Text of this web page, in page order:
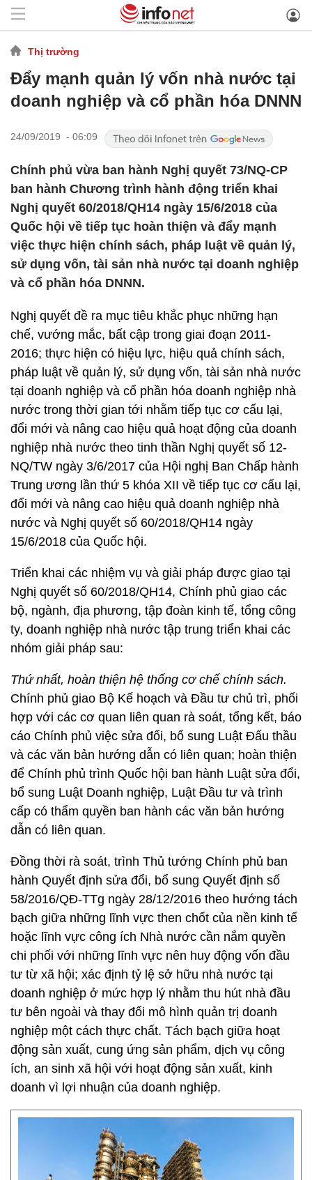
Thị trường
Đẩy mạnh quản lý vốn nhà nước tại
doanh nghiệp và cổ phần hóa DNNN
24/09/2019 - 06:09
Chính phủ vừa ban hành Nghị quyết 73/NQ-CP
ban hành Chương trình hành động triển khai
Nghị quyết 60/2018/QH14 ngày 15/6/2018 của
Quốc hội về tiếp tục hoàn thiện và đẩy mạnh
việc thực hiện chính sách, pháp luật về quản lý,
sử dụng vốn, tài sản nhà nước tại doanh nghiệp
và cổ phần hóa DNNN.
Nghị quyết đề ra mục tiêu khắc phục những hạn
chế, vướng mắc, bất cập trong giai đoạn 2011-
2016; thực hiện có hiệu lực, hiệu quả chính sách,
pháp luật về quản lý, sử dụng vốn, tài sản nhà nước
tại doanh nghiệp và cổ phần hóa doanh nghiệp nhà
nước trong thời gian tới nhằm tiếp tục cơ cấu lại,
đổi mới và nâng cao hiệu quả hoạt động của doanh
nghiệp nhà nước theo tinh thần Nghị quyết số 12-
NQ/TW ngày 3/6/2017 của Hội nghị Ban Chấp hành
Trung ương lần thứ 5 khóa XII về tiếp tục cơ cấu lại,
đổi mới và nâng cao hiệu quả doanh nghiệp nhà
nước và Nghị quyết số 60/2018/QH14 ngày
15/6/2018 của Quốc hội.
Triển khai các nhiệm vụ và giải pháp được giao tại
Nghị quyết số 60/2018/QH14, Chính phủ giao các
bộ, ngành, địa phương, tập đoàn kinh tế, tổng công
ty, doanh nghiệp nhà nước tập trung triển khai các
nhóm giải pháp sau:
Thứ nhất, hoàn thiện hệ thống cơ chế chính sách.
Chính phủ giao Bộ Kế hoạch và Đầu tư chủ trì, phối
hợp với các cơ quan liên quan rà soát, tổng kết, báo
cáo Chính phủ việc sửa đổi, bổ sung Luật Đấu thầu
và các văn bản hướng dẫn có liên quan; hoàn thiện
để Chính phủ trình Quốc hội ban hành Luật sửa đổi,
bổ sung Luật Doanh nghiệp, Luật Đầu tư và trình
cấp có thẩm quyền ban hành các văn bản hướng
dẫn có liên quan.
Đồng thời rà soát, trình Thủ tướng Chính phủ ban
hành Quyết định sửa đổi, bổ sung Quyết định số
58/2016/QĐ-TTg ngày 28/12/2016 theo hướng tách
bạch giữa những lĩnh vực then chốt của nền kinh tế
hoặc lĩnh vực công ích Nhà nước cần nắm quyền
chi phối với những lĩnh vực nên huy động vốn đầu
tư từ xã hội; xác định tỷ lệ sở hữu nhà nước tại
doanh nghiệp ở mức hợp lý nhằm thu hút nhà đầu
tư bên ngoài và thay đổi mô hình quản trị doanh
nghiệp một cách thực chất. Tách bạch giữa hoạt
động sản xuất, cung ứng sản phẩm, dịch vụ công
ích, an sinh xã hội với hoạt động sản xuất, kinh
doanh vì lợi nhuận của doanh nghiệp.